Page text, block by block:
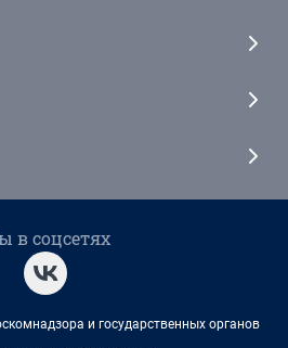
в соцсетях
и государственных органов